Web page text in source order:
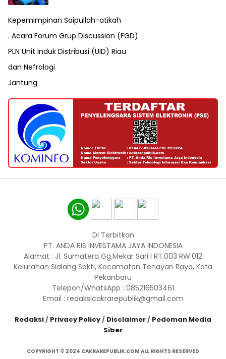
Kepemimpinan Saipullah-atikah
. Acara Forum Grup Discussion (FGD)
PLN Unit Induk Distribusi (UID) Riau
dan Nefrologi
Jantung
Di Terbitkan
PT. ANDA RIS INVESTAMA JAYA INDONESIA
Alamat : Jl. Sumatera Gg.Mekar Sari I RT.003 RW.012
Kelurahan Sialang Sakti, Kecamatan Tenayan Raya, Kota
Pekanbaru
Telepon/WhatsApp : 085216503461
Email : redaksicakrarepublik@gmail.com
Redaksi/ Privacy Policy/ Disclaimer/ Pedoman Media
Siber
COPYRIGHT © 2024 CAKRAREPUBLIK.COM ALL RIGHTS RESERVED